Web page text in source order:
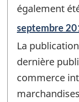
également
Période
référence
de
changement
-
septembre
La
dernière
commerce